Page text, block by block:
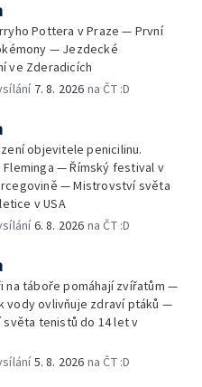
Pottera v Praze — První
— Jezdecké
ve Zderadicích
7. 8. 2026 na ČT :D
objevitele penicilinu.
Fleminga — Římský festival v
— Mistrovství světa
v USA
6. 8. 2026 na ČT :D
na táboře pomáhají zvířatům —
vody ovlivňuje zdraví ptáků —
tenistů do 14 let v
5. 8. 2026 na ČT :D